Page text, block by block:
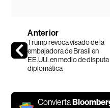
Anterior
Trump revoca visado de la
embajadora de Brasil en
EE.UU. en medio de disputa
diplomática
Convierta